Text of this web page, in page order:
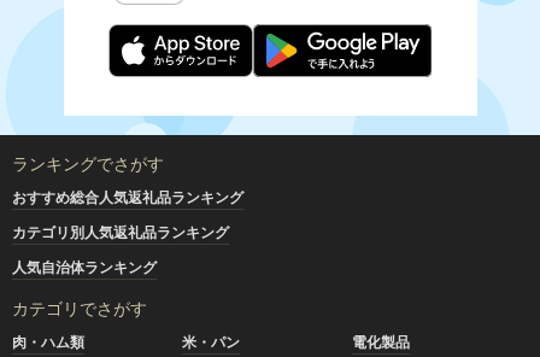
ランキングでさがす
おすすめ総合人気返礼品ランキング
カテゴリ別人気返礼品ランキング
人気自治体ランキング
カテゴリでさがす
肉・ハム類 米・パン
電化製品